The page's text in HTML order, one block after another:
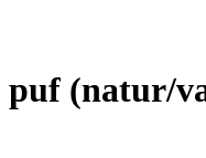
(natur/